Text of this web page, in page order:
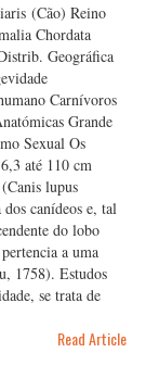
(Cão) Reino
Chordata
Geográfica
Carnívoros
Grande
Sexual Os
até 110 cm
lupus
canídeos e, tal
do lobo
a uma
1758). Estudos
se trata de
Read Article